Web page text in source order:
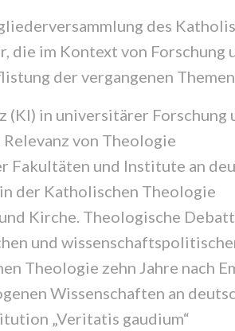
des
die im Kontext von
der vergangenen
in universitärer Forschung
von Theologie
Fakultäten und Institute an
der Katholischen Theologie
Kirche. Theologische
und
Theologie zehn Jahre nach
Wissenschaften an
„Veritatis gaudium“